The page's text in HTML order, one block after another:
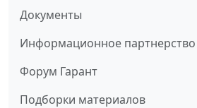
Документы
Информационное партнерство
Форум Гарант
Подборки материалов